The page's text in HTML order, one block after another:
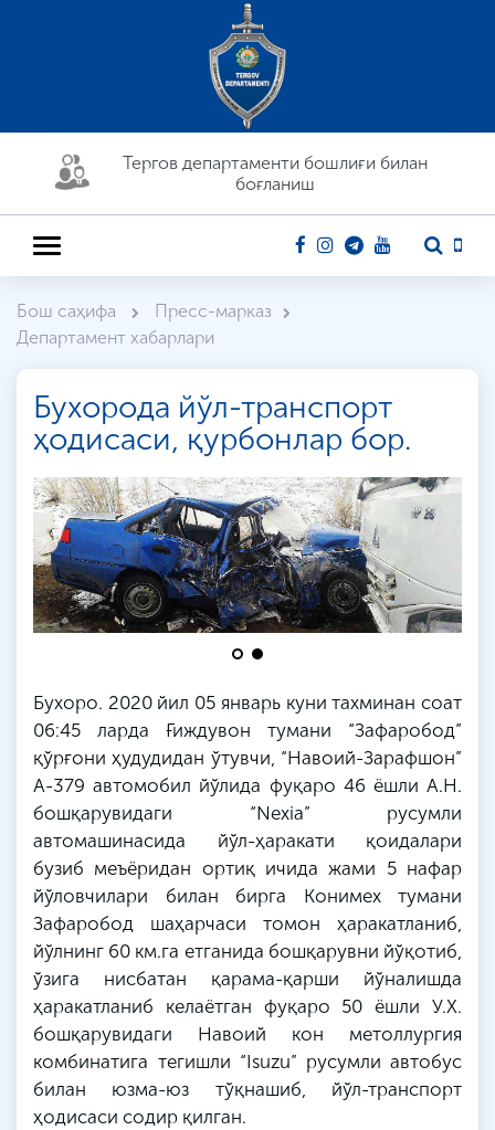
Тергов департaменти бошлиғи билан
боғланиш
Бош саҳифа
Пресс-марказ
Департамент хабарлари
Бухорода йўл-транспорт
ҳодисаси, қурбонлар бор.
Бухоро. 2020 йил 05 январь куни тахминан соат
06:45 ларда Ғиждувон тумани “Зафаробод”
қўрғони ҳудудидан ўтувчи, “Навоий-Зарафшон”
А-379 автомобил йўлида фуқаро 46 ёшли А.Н.
бошқарувидаги “Nexia” русумли
автомашинасида йўл-ҳаракати қоидалари
бузиб меъёридан ортиқ ичида жами 5 нафар
йўловчилари билан бирга Конимех тумани
Зафаробод шаҳарчаси томон ҳаракатланиб,
йўлнинг 60 км.га етганида бошқарувни йўқотиб,
ўзига нисбатан қарама-қарши йўналишда
ҳаракатланиб келаётган фуқаро 50 ёшли У.Х.
бошқарувидаги Навоий кон метоллургия
комбинатига тегишли “Isuzu” русумли автобус
билан юзма-юз тўқнашиб, йўл-транспорт
ҳодисаси содир қилган.